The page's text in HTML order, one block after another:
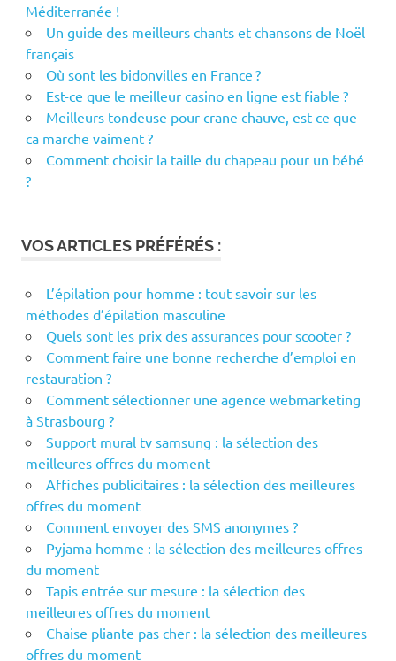
Méditerranée !
Un guide des meilleurs chants et chansons de Noël
français
Où sont les bidonvilles en France ?
Est-ce que le meilleur casino en ligne est fiable ?
Meilleurs tondeuse pour crane chauve, est ce que
ca marche vaiment ?
Comment choisir la taille du chapeau pour un bébé
?
VOS ARTICLES PRÉFÉRÉS :
L’épilation pour homme : tout savoir sur les
méthodes d’épilation masculine
Quels sont les prix des assurances pour scooter ?
Comment faire une bonne recherche d’emploi en
restauration ?
Comment sélectionner une agence webmarketing
à Strasbourg ?
Support mural tv samsung : la sélection des
meilleures offres du moment
Affiches publicitaires : la sélection des meilleures
offres du moment
Comment envoyer des SMS anonymes ?
Pyjama homme : la sélection des meilleures offres
du moment
Tapis entrée sur mesure : la sélection des
meilleures offres du moment
Chaise pliante pas cher : la sélection des meilleures
offres du moment